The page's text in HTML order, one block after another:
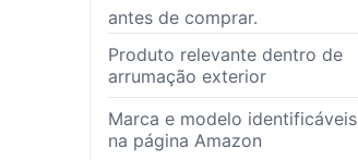
antes de comprar.
Produto relevante dentro de
arrumação exterior
Marca e modelo identificáveis
na página Amazon